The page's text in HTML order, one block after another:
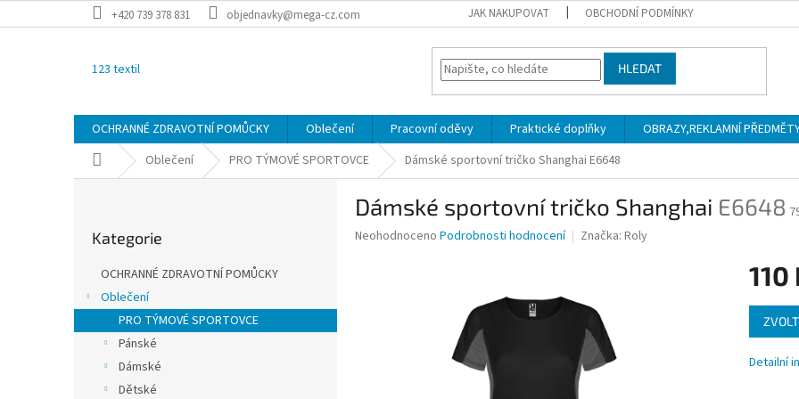
na
+420 739 378 831 objednavky@mega-cz.com JAK NAKUPOVAT OBCHODNÍ PODMÍNKY
123 textil HLEDAT
OCHRANNÉ ZDRAVOTNÍ POMŮCKY Oblečení Pracovní oděvy Praktické doplňky OBRAZY,REKLAMNÍ
Domů Oblečení PRO TÝMOVÉ SPORTOVCE Dámské sportovní tričko Shanghai E6648
n
kategorie
Kategorie
OCHRANNÉ ZDRAVOTNÍ POMŮCKY
Oblečení
PRO TÝMOVÉ SPORTOVCE
Pánské
Dámské
Dětské
Dámské sportovní tričko Shanghai E6648
Průměrné
Neohodnoceno Podrobnosti hodnocení Značka: Roly
110
Měrná
cena:
Detailní